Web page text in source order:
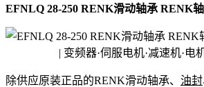
EFNLQ 28-250 RENK滑动轴承 RENK
除供应原装正品的RENK滑动轴承、 油封